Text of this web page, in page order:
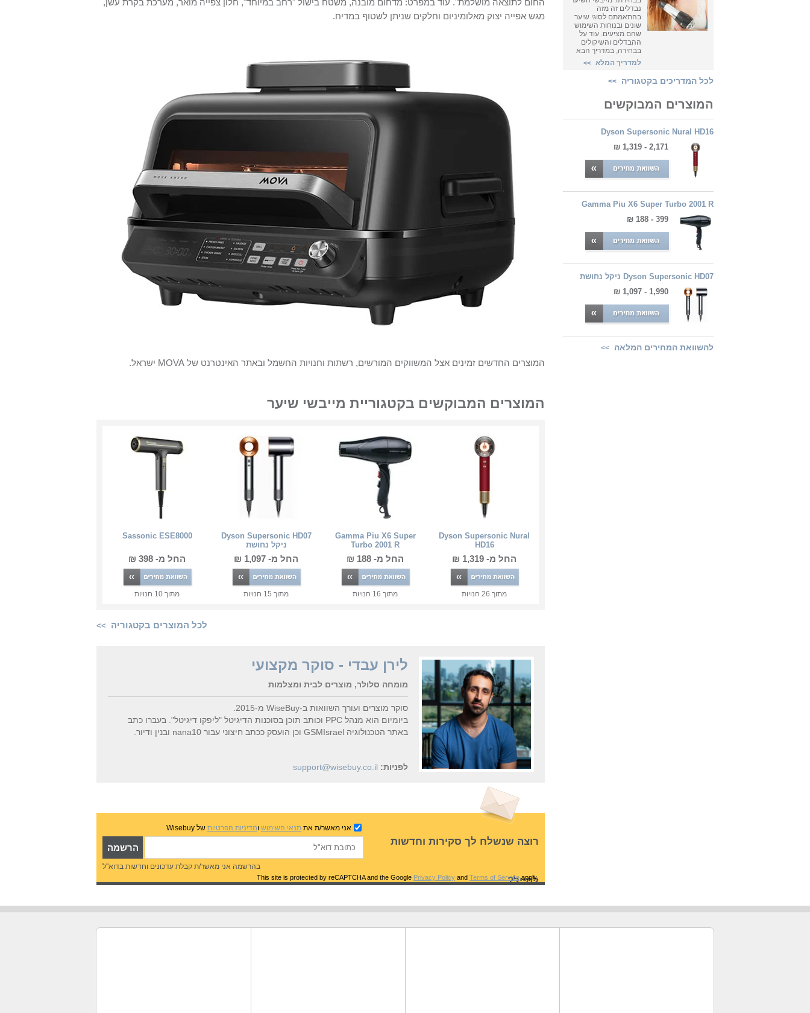
נבדלים זה מזה
בהתאמתם לסוגי שיער
שונים ובנוחות השימוש
שהם מציעים. עוד על
ההבדלים והשיקולים
בבחירה, במדריך הבא
למדריך המלא
>>
לכל המדריכים בקטגוריה >>
המוצרים המבוקשים
Dyson Supersonic Nural HD16
2,171 - 1,319 ₪
Gamma Piu X6 Super Turbo 2001 R
399 - 188 ₪
Dyson Supersonic HD07 ניקל נחושת
1,990 - 1,097 ₪
להשוואת המחירים המלאה >>
החום לתוצאה מושלמת". עוד במפרט: מדחום מובנה, משטח בישול "רחב במיוחד", חלון צפייה מואר, מערכת בקרת עשן,
מגש אפייה יצוק מאלומיניום וחלקים שניתן לשטוף במדיח.
המוצרים החדשים זמינים אצל המשווקים המורשים, רשתות וחנויות החשמל ובאתר האינטרנט של MOVA ישראל.
המוצרים המבוקשים בקטגוריית מייבשי שיער
Dyson Supersonic Nural
HD16
החל מ- 1,319 ₪
מתוך 26 חנויות
Gamma Piu X6 Super
Turbo 2001 R
החל מ- 188 ₪
מתוך 16 חנויות
Dyson Supersonic HD07
ניקל נחושת
החל מ- 1,097 ₪
מתוך 15 חנויות
Sassonic ESE8000
החל מ- 398 ₪
מתוך 10 חנויות
לכל המוצרים בקטגוריה >>
לירן עבדי - סוקר מקצועי
מומחה סלולר, מוצרים לבית ומצלמות
סוקר מוצרים ועורך השוואות ב-WiseBuy מ-2015.
ביומיום הוא מנהל PPC וכותב תוכן בסוכנות הדיגיטל "ליפקו דיגיטל". בעברו כתב
באתר הטכנולוגיה GSMIsrael וכן הועסק ככתב חיצוני עבור nana10 ובנין ודיור.
לפניות: support@wisebuy.co.il
רוצה שנשלח לך סקירות וחדשות
למייל?
אני מאשר/ת את תנאי השימוש ומדיניות הפרטיות של Wisebuy
בהרשמה אני מאשר/ת קבלת עדכונים וחדשות בדוא"ל
.This site is protected by reCAPTCHA and the Google
Privacy Policy and Terms of Serviceapply